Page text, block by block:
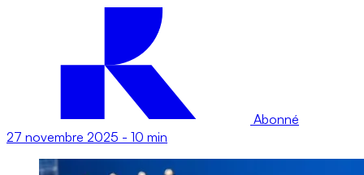
Abonné
27 novembre 2025 - 10 min